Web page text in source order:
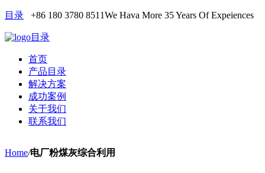
目录 +86 180 3780 8511We Hava More 35 Years Of Expeiences
目录
首页
产品目录
解决方案
成功案例
关于我们
联系我们
Home/电厂粉煤灰综合利用